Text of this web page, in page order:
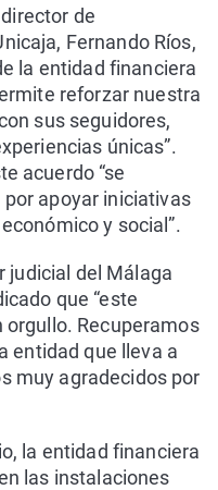
de
Fernando Ríos,
la entidad financiera
reforzar nuestra
sus seguidores,
únicas”.
acuerdo “se
apoyar iniciativas
y social”.
judicial del Málaga
que “este
orgullo. Recuperamos
entidad que lleva a
muy agradecidos por
la entidad financiera
las instalaciones